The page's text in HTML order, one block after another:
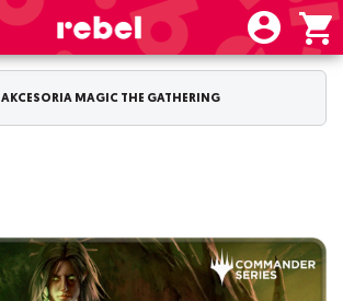
AKCESORIA MAGIC THE GATHERING